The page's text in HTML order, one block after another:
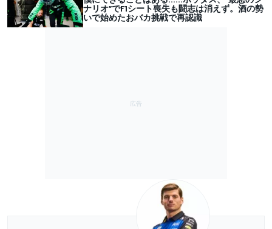
ナリオ”でF1シート喪失も闘志は消えず。酒の勢
いで始めたおバカ挑戦で再認識